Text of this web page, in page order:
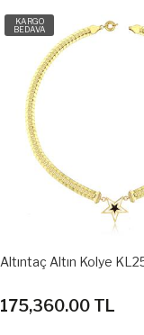
KARGO
BEDAVA
Altıntaç Altın Kolye
175,360.00 TL